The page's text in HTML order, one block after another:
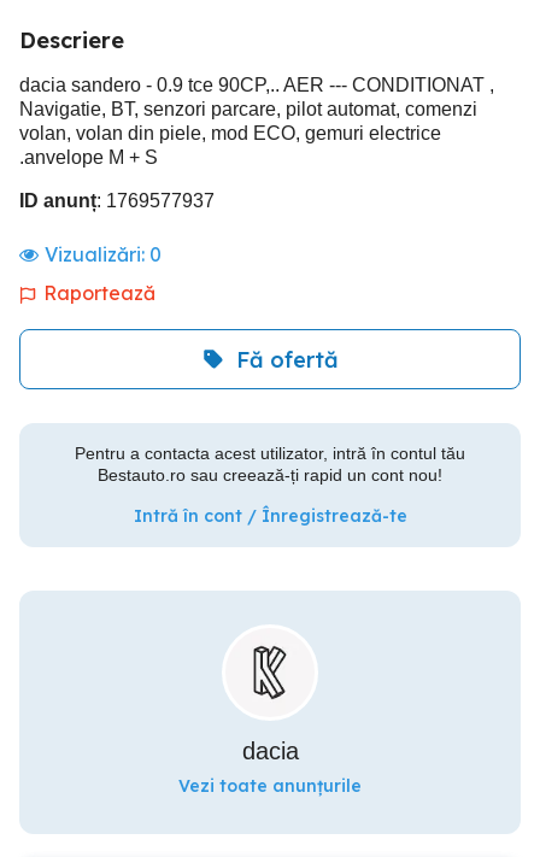
Descriere
dacia sandero - 0.9 tce 90CP,.. AER --- CONDITIONAT ,
Navigatie, BT, senzori parcare, pilot automat, comenzi
volan, volan din piele, mod ECO, gemuri electrice
.anvelope M + S
ID anunț: 1769577937
Vizualizări: 0
Raportează
Fă ofertă
Pentru a contacta acest utilizator, intră în contul tău
Bestauto.ro sau creează-ți rapid un cont nou!
Intră în cont / Înregistrează-te
dacia
Vezi toate anunțurile